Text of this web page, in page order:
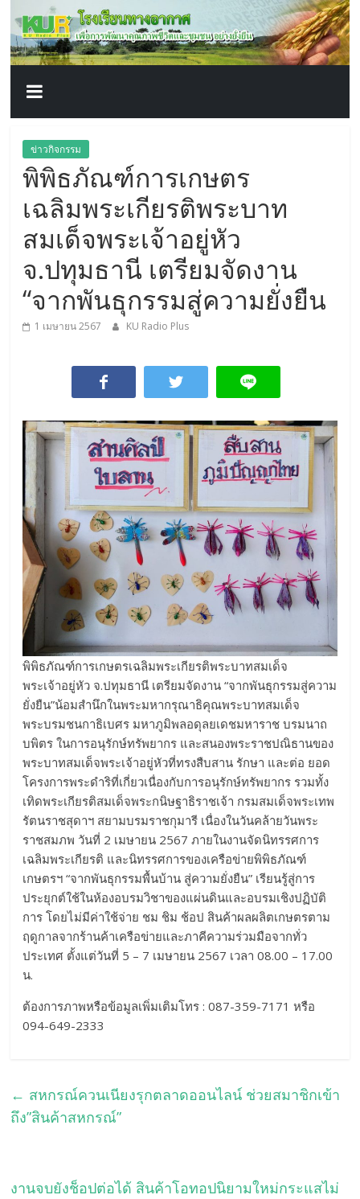
content
โรงเรียน
ทาง
อากาศ​
เพื่อ
พัฒนา
คุณภาพ
ชีวิต
ข่าวกิจกรรม
พิพิธภัณฑ์การเกษตร
เฉลิมพระเกียรติพระบาท
สมเด็จพระเจ้าอยู่หัว
จ.ปทุมธานี เตรียมจัดงาน
“จากพันธุกรรมสู่ความยั่งยืน
1 เมษายน 2567 KU Radio Plus
พิพิธภัณฑ์การเกษตรเฉลิมพระเกียรติพระบาทสมเด็จ
พระเจ้าอยู่หัว จ.ปทุมธานี เตรียมจัดงาน “จากพันธุกรรมสู่ความ
ยั่งยืน”น้อมสำนึกในพระมหากรุณาธิคุณพระบาทสมเด็จ
พระบรมชนกาธิเบศร มหาภูมิพลอดุลยเดชมหาราช บรมนาถ
บพิตร ในการอนุรักษ์ทรัพยากร และสนองพระราชปณิธานของ
พระบาทสมเด็จพระเจ้าอยู่หัวที่ทรงสืบสาน รักษา และต่อ ยอด
โครงการพระดำริที่เกี่ยวเนื่องกับการอนุรักษ์ทรัพยากร รวมทั้ง
เทิดพระเกียรติสมเด็จพระกนิษฐาธิราชเจ้า กรมสมเด็จพระเทพ
รัตนราชสุดาฯ สยามบรมราชกุมารี เนื่องในวันคล้ายวันพระ
ราชสมภพ วันที่ 2 เมษายน 2567 ภายในงานจัดนิทรรศการ
เฉลิมพระเกียรติ และนิทรรศการของเครือข่ายพิพิธภัณฑ์
เกษตรฯ “จากพันธุกรรมพื้นบ้าน สู่ความยั่งยืน” เรียนรู้สู่การ
ประยุกต์ใช้ในห้องอบรมวิชาของแผ่นดินและอบรมเชิงปฏิบัติ
การ โดยไม่มีค่าใช้จ่าย ชม ชิม ช้อป สินค้าผลผลิตเกษตรตาม
ฤดูกาลจากร้านค้าเครือข่ายและภาคีความร่วมมือจากทั่ว
ประเทศ ตั้งแต่วันที่ 5 – 7 เมษายน 2567 เวลา 08.00 – 17.00
น.
ต้องการภาพหรือข้อมูลเพิ่มเติมโทร : 087-359-7171 หรือ
094-649-2333
← สหกรณ์ควนเนียงรุกตลาดออนไลน์ ช่วยสมาชิกเข้า
ถึง”สินค้าสหกรณ์”
งานจบยังช็อปต่อได้ สินค้าโอทอปนิยามใหม่กระแสไม่